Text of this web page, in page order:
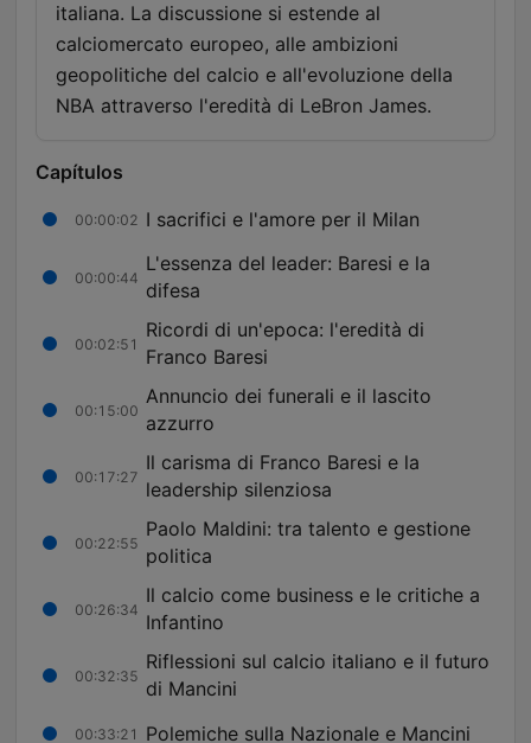
italiana. La discussione si estende al
calciomercato europeo, alle ambizioni
geopolitiche del calcio e all'evoluzione della
NBA attraverso l'eredità di LeBron James.
Capítulos
00:00:02 I sacrifici e l'amore per il Milan
00:00:44
L'essenza del leader: Baresi e la
difesa
00:02:51
Ricordi di un'epoca: l'eredità di
Franco Baresi
00:15:00
Annuncio dei funerali e il lascito
azzurro
00:17:27
Il carisma di Franco Baresi e la
leadership silenziosa
00:22:55
Paolo Maldini: tra talento e gestione
politica
00:26:34
Il calcio come business e le critiche a
Infantino
00:32:35
Riflessioni sul calcio italiano e il futuro
di Mancini
00:33:21 Polemiche sulla Nazionale e Mancini